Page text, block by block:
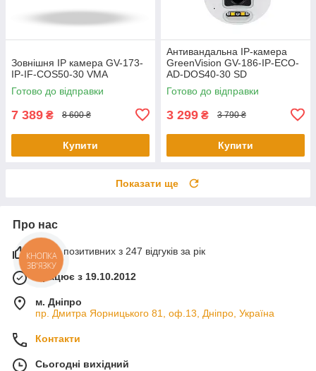
Зовнішня IP камера GV-173-
IP-IF-COS50-30 VMA
Готово до відправки
7 389 ₴ 8 600 ₴
Купити
Антивандальна IP-камера
GreenVision GV-186-IP-ECO-
AD-DOS40-30 SD
Готово до відправки
3 299 ₴ 3 790 ₴
Купити
Показати ще
Про нас
100% позитивних з 247 відгуків за рік
Працює з 19.10.2012
м. Дніпро
пр. Дмитра Яорницького 81, оф.13, Дніпро, Україна
Контакти
Сьогодні вихідний
КНОПКА
ЗВ'ЯЗКУ